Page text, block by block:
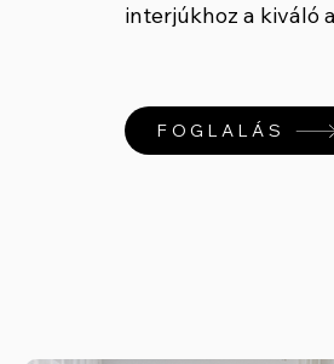
interjúkhoz a kiváló
FOGLALÁS